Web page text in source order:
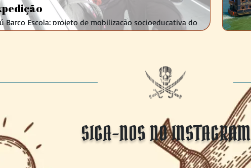
Barco Escola: projeto de mobilização socioeducativa do
médio da escola CECAM de Camboriú para uma
o projeto Barco Escola – Expedição pelo
SIGA-NOS NO INSTAGRAM